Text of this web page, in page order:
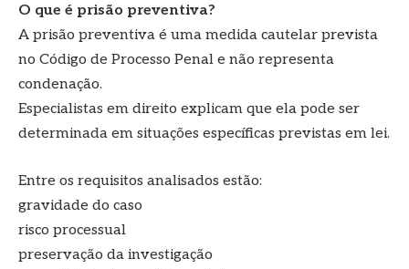
O que é prisão preventiva?
A prisão preventiva é uma medida cautelar prevista
no Código de Processo Penal e não representa
condenação.
Especialistas em direito explicam que ela pode ser
determinada em situações específicas previstas em lei.
Entre os requisitos analisados estão:
gravidade do caso
risco processual
preservação da investigação